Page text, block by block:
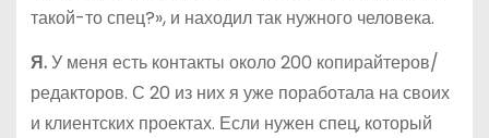
такой-то спец?», и находил так нужного человека.
Я.У меня есть контакты около 200 копирайтеров/
редакторов. С 20 из них я уже поработала на своих
и клиентских проектах. Если нужен спец, который